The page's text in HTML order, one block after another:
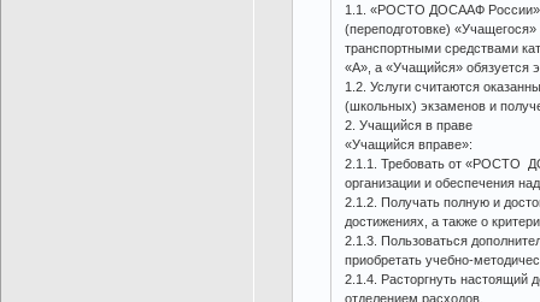
1.1. «РОСТО ДОСААФ России»
(переподготовке)
транспортными средствами
«А», а «Учащийся» обязуется
1.2. Услуги считаются
(школьных) экзаменов и
2. Учащийся в праве
«Учащийся вправе»:
2.1.1. Требовать от «РОСТО
организации и обеспечения
2.1.2. Получать полную и
достижениях, а также о
2.1.3. Пользоваться
приобретать учебно-
2.1.4. Расторгнуть
отделением расходов.